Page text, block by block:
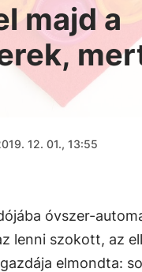
majd a
12. 01., 13:55
óvszer-
lenni szokott, az
elmondta: